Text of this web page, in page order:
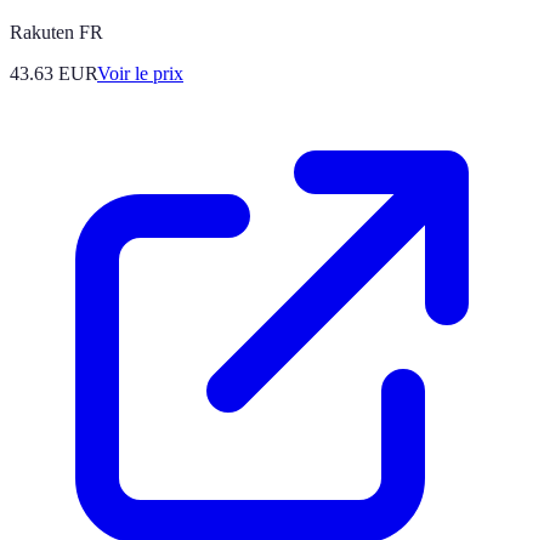
Rakuten FR
43.63 EURVoir le prix